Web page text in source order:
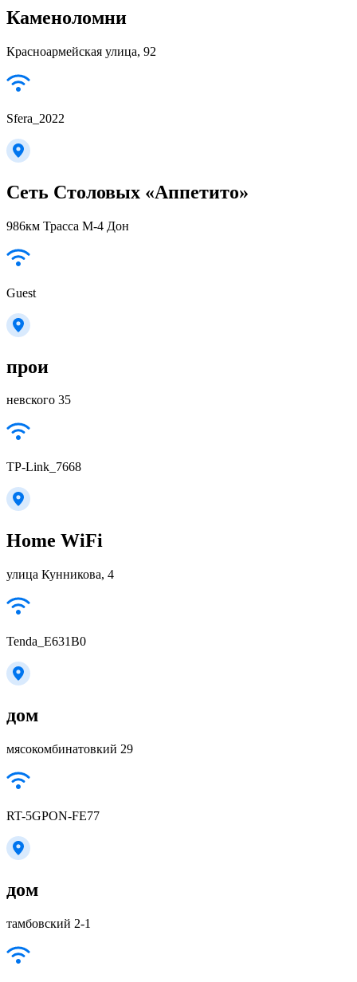
Каменоломни
Красноармейская улица, 92
Sfera_2022
Сеть Столовых «Аппетито»
986км Трасса М-4 Дон
Guest
прои
невского 35
TP-Link_7668
Home WiFi
улица Кунникова, 4
Tenda_E631B0
дом
мясокомбинатовкий 29
RT-5GPON-FE77
дом
тамбовский 2-1